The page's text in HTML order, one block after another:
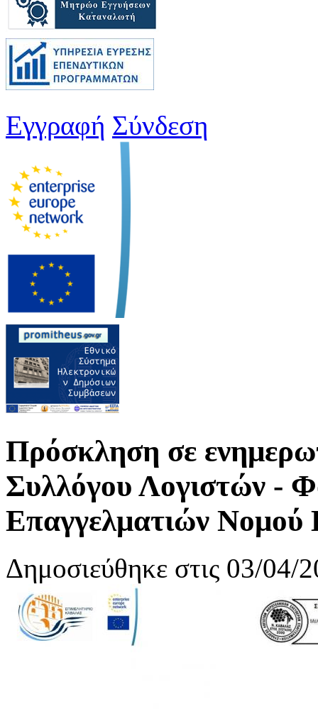
Εγγραφή Σύνδεση
Πρόσκληση σε
Συλλόγου Λογιστών -
Επαγγελματιών Νομού
Δημοσιεύθηκε στις 03/04/